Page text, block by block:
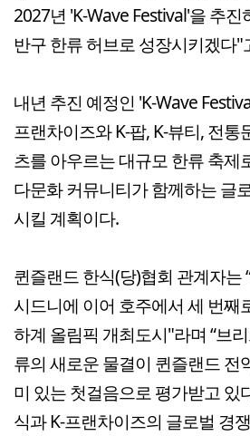
2027년 'K-Wave Festival'을 추
반구 한류 허브로 성장시키겠다"
내년 추진 예정인 'K-Wave
프랜차이즈와 K-팝, K-뷰티, 전통
츠를 아우르는 대규모 한류 축제
다문화 커뮤니티가 함께하는 글
시킬 계획이다.
퀸즐랜드 한식(당)협회 관계자는
시드니에 이어 호주에서 세 번째
하계 올림픽 개최도시"라며 “브
류의 새로운 물결이 퀸즐랜드 전
미 있는 첫걸음으로 평가받고 있
식과 K-프랜차이즈의 글로벌 경